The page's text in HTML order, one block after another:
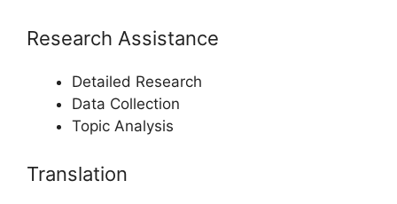
Research Assistance
Detailed Research
Data Collection
Topic Analysis
Translation